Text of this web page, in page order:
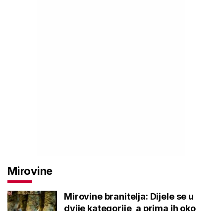
Mirovine
Mirovine branitelja: Dijele se u
dvije kategorije, a prima ih oko